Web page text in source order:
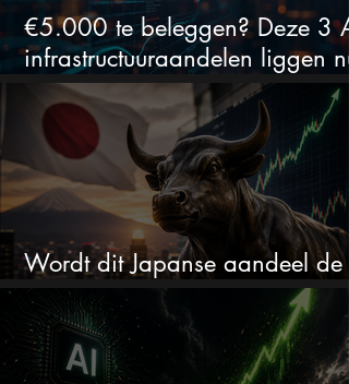
€5.000 te beleggen? Deze 3
infrastructuuraandelen liggen nu
in de uitverkoop
Wordt dit Japanse aandeel de
comeback kid van 2026?